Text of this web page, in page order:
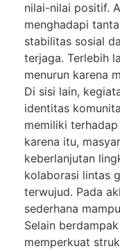
nilai-nilai positif.
menghadapi
stabilitas sosial
terjaga. Terlebih
menurun karena
Di sisi lain,
identitas
memiliki
karena itu,
keberlanjutan
kolaborasi lintas
terwujud. Pada
sederhana
Selain
memperkuat